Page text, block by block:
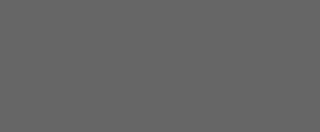
zamówienia, dodać kod rabatowy,